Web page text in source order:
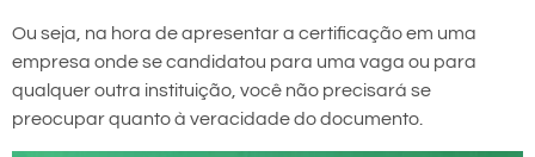
Ou seja, na hora de apresentar a certificação em uma
empresa onde se candidatou para uma vaga ou para
qualquer outra instituição, você não precisará se
preocupar quanto à veracidade do documento.